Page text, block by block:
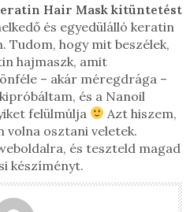
Hair Mask kitüntetést
és egyedülálló keratin
Tudom, hogy mit beszélek,
hajmaszk, amit
– akár méregdrága –
és a Nanoil
felülmúlja
Azt hiszem,
volna osztani veletek.
és teszteld magad
készíményt.